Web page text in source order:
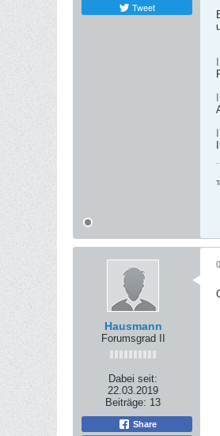
Tweet
Hausmann
Forumsgrad II
Dabei seit:
22.03.2019
Beiträge: 13
Share